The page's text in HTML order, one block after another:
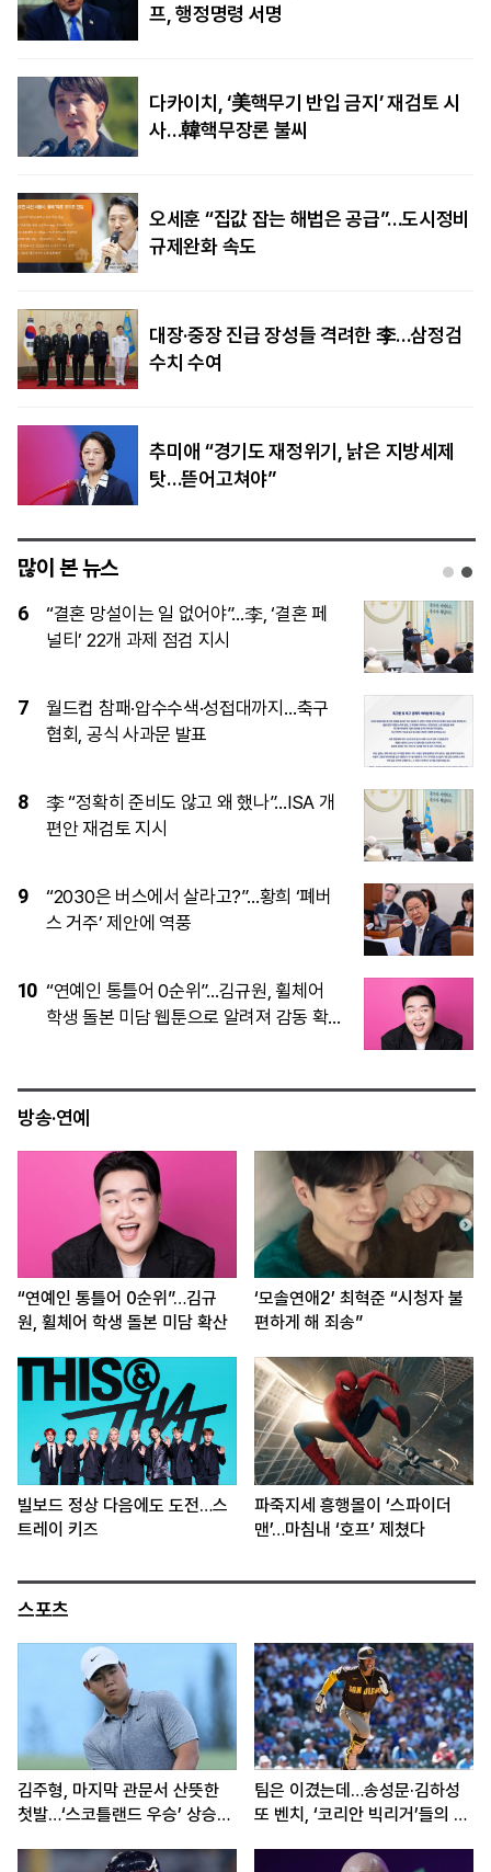
프, 행정명령 서명
다카이치, ‘美핵무기 반입 금지’ 재검토 시
사…韓핵무장론 불씨
오세훈 “집값 잡는 해법은 공급”…도시정비
규제완화 속도
대장·중장 진급 장성들 격려한 李…삼정검
수치 수여
추미애 “경기도 재정위기, 낡은 지방세제
탓…뜯어고쳐야”
많이 본 뉴스
1
이임생, 홍명보 발탁 독박 의혹에 정면 반
박…“정몽규 지시대로 했을뿐”
2 AI 덕에, 진격의 양안 수출 완전히 기염
3
검찰개혁 뽐내는 정청래 vs 당정협력 내
세운 김민석…오늘 민주 전대 2라운드
4
“아버지는 마음속에 살아 있다”…70여 년
기다린 미군 남매에 한·미 “마지막 한 분까
5
이재명 대통령이 직접 챙기는 ‘결혼 페널
티’, 뭐가 바뀌나
방송·연예
“연예인 통틀어 0순위”…김규
원, 휠체어 학생 돌본 미담 확산
‘모솔연애2’ 최혁준 “시청자 불
편하게 해 죄송”
빌보드 정상 다음에도 도전…스
트레이 키즈
파죽지세 흥행몰이 ‘스파이더
맨’…마침내 ‘호프’ 제쳤다
스포츠
김주형, 마지막 관문서 산뜻한
첫발…‘스코틀랜드 우승’ 상승세
팀은 이겼는데…송성문·김하성
또 벤치, ‘코리안 빅리거’들의 고